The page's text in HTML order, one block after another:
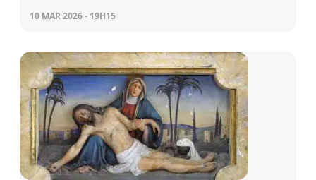
10 MAR 2026 - 19H15